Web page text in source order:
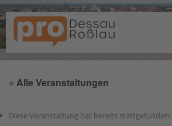
« Alle Veranstaltungen
Diese Veranstaltung hat bereits stattgefunden.